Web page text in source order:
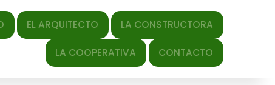
LA CONSTRUCTORA
LA COOPERATIVA CONTACTO